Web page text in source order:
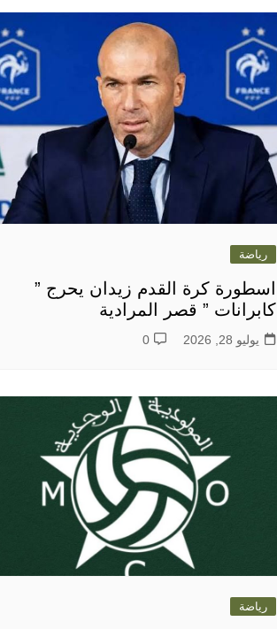
رياضة
اسطورة كرة القدم زيدان يحرج ”
كابرانات ” قصر المرادية
يوليو 28, 2026 0
رياضة